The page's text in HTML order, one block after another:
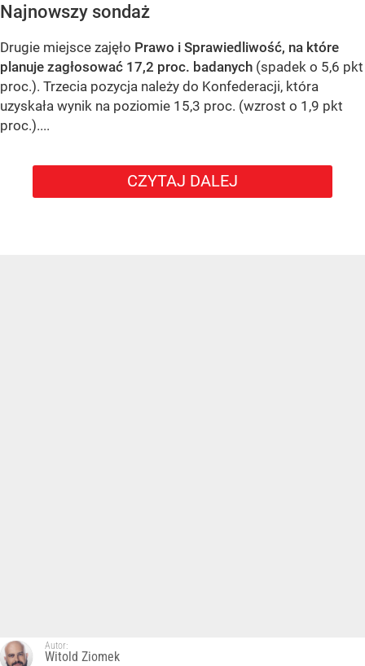
Najnowszy sondaż
Drugie miejsce zajęło Prawo i Sprawiedliwość, na które
planuje zagłosować 17,2 proc. badanych (spadek o 5,6 pkt
proc.). Trzecia pozycja należy do Konfederacji, która
uzyskała wynik na poziomie 15,3 proc. (wzrost o 1,9 pkt
proc.)....
CZYTAJ DALEJ
Autor:
Witold Ziomek